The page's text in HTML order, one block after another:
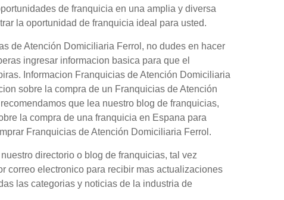
de franquicia en una amplia y diversa
la oportunidad de franquicia ideal para usted.
de Atención Domiciliaria Ferrol, no dudes en hacer
ingresar informacion basica para que el
Informacion Franquicias de Atención Domiciliaria
sobre la compra de un Franquicias de Atención
que lea nuestro blog de franquicias,
la compra de una franquicia en Espana para
Franquicias de Atención Domiciliaria Ferrol.
directorio o blog de franquicias, tal vez
correo electronico para recibir mas actualizaciones
las categorias y noticias de la industria de